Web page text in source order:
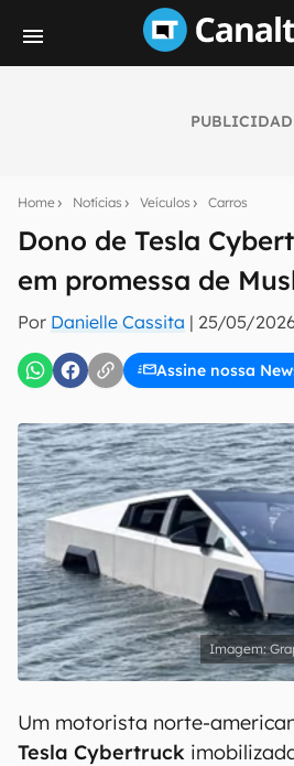
Home Notícias Veículos Carros
Dono de Tesla
em promessa de
Por Danielle Cassita | 25/05/
Assine nossa
notícias e reviews sobre
E-mail
inscreva-se
Confirmo que li, aceito e
Uso e Política de Privacidade do
Um motorista norte-
Tesla Cybertruck